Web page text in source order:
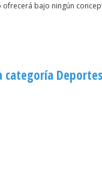
ofrecerá bajo ningún
categoría Deportes